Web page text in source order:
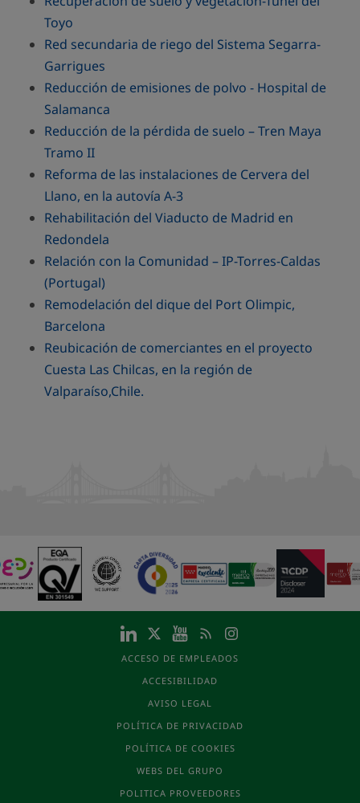
Toyo
Red secundaria de riego del Sistema Segarra-
Garrigues
Reducción de emisiones de polvo - Hospital de
Salamanca
Reducción de la pérdida de suelo – Tren Maya
Tramo II
Reforma de las instalaciones de Cervera del
Llano, en la autovía A-3
Rehabilitación del Viaducto de Madrid en
Redondela
Relación con la Comunidad – IP-Torres-Caldas
(Portugal)
Remodelación del dique del Port Olimpic,
Barcelona
Reubicación de comerciantes en el proyecto
Cuesta Las Chilcas, en la región de
Valparaíso,Chile.
ACCESO DE EMPLEADOS
ACCESIBILIDAD
AVISO LEGAL
POLÍTICA DE PRIVACIDAD
POLÍTICA DE COOKIES
WEBS DEL GRUPO
POLITICA PROVEEDORES